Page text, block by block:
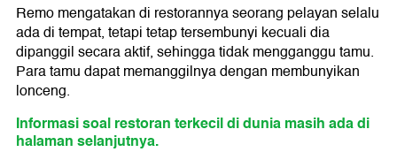
Remo mengatakan di restorannya seorang pelayan selalu
ada di tempat, tetapi tetap tersembunyi kecuali dia
dipanggil secara aktif, sehingga tidak mengganggu tamu.
Para tamu dapat memanggilnya dengan membunyikan
lonceng.
Informasi soal restoran terkecil di dunia masih ada di
halaman selanjutnya.